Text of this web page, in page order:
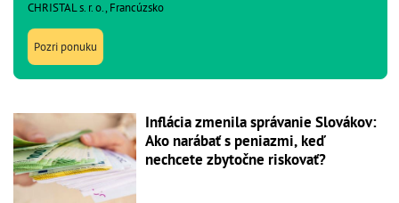
CHRISTAL s. r. o., Francúzsko
Pozri ponuku
Inflácia zmenila správanie Slovákov:
Ako narábať s peniazmi, keď
nechcete zbytočne riskovať?